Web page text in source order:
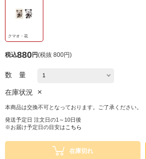
クマオ・花
税込880円(税抜 800円)
数 量
在庫状況 ×
本商品は交換不可となっております。ご了承ください。
発送予定日 注文日の1～10日後
※お届け予定日の目安は こちら
在庫切れ